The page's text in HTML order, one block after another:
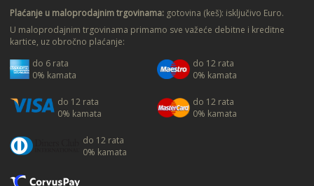
Plaćanje u maloprodajnim trgovinama: gotovina (keš): isključivo Euro.
U maloprodajnim trgovinama primamo sve važeće debitne i kreditne
kartice, uz obročno plaćanje:
do 6 rata
0% kamata
do 12 rata
0% kamata
do 12 rata
0% kamata
do 12 rata
0% kamata
do 12 rata
0% kamata